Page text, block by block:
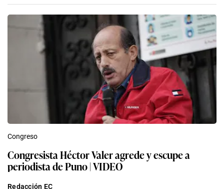
Congreso
Congresista Héctor Valer agrede y escupe a
periodista de Puno | VIDEO
Redacción EC